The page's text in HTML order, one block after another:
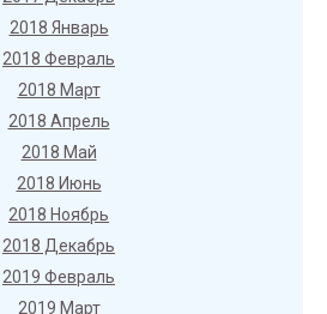
2018 Январь
2018 Февраль
2018 Март
2018 Апрель
2018 Май
2018 Июнь
2018 Ноябрь
2018 Декабрь
2019 Февраль
2019 Март